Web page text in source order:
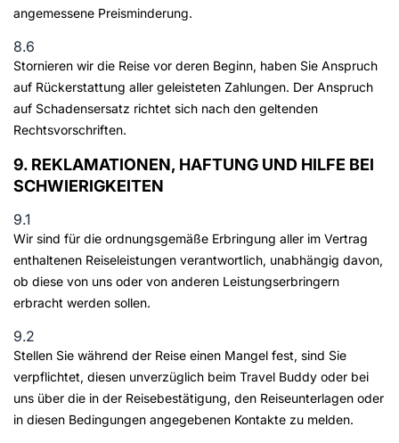
angemessene Preisminderung.
8.6
Stornieren wir die Reise vor deren Beginn, haben Sie Anspruch
auf Rückerstattung aller geleisteten Zahlungen. Der Anspruch
auf Schadensersatz richtet sich nach den geltenden
Rechtsvorschriften.
9. REKLAMATIONEN, HAFTUNG UND HILFE BEI
SCHWIERIGKEITEN
9.1
Wir sind für die ordnungsgemäße Erbringung aller im Vertrag
enthaltenen Reiseleistungen verantwortlich, unabhängig davon,
ob diese von uns oder von anderen Leistungserbringern
erbracht werden sollen.
9.2
Stellen Sie während der Reise einen Mangel fest, sind Sie
verpflichtet, diesen unverzüglich beim Travel Buddy oder bei
uns über die in der Reisebestätigung, den Reiseunterlagen oder
in diesen Bedingungen angegebenen Kontakte zu melden.